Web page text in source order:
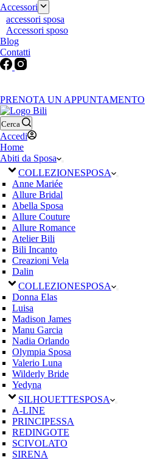
Accessori
accessori sposa
Accessori sposo
Blog
Contatti
PRENOTA UN APPUNTAMENTO
Cerca
Accedi
Home
Abiti da Sposa
COLLEZIONESPOSA
Anne Mariée
Allure Bridal
Abella Sposa
Allure Couture
Allure Romance
Atelier Bili
Bili Incanto
Creazioni Vela
Dalin
COLLEZIONESPOSA
Donna Elas
Luisa
Madison James
Manu Garcia
Nadia Orlando
Olympia Sposa
Valerio Luna
Wilderly Bride
Yedyna
SILHOUETTESPOSA
A-LINE
PRINCIPESSA
REDINGOTE
SCIVOLATO
SIRENA